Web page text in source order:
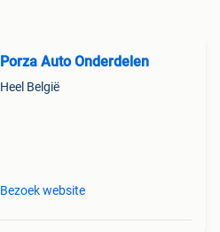
Porza Auto Onderdelen
Heel België
Bezoek website